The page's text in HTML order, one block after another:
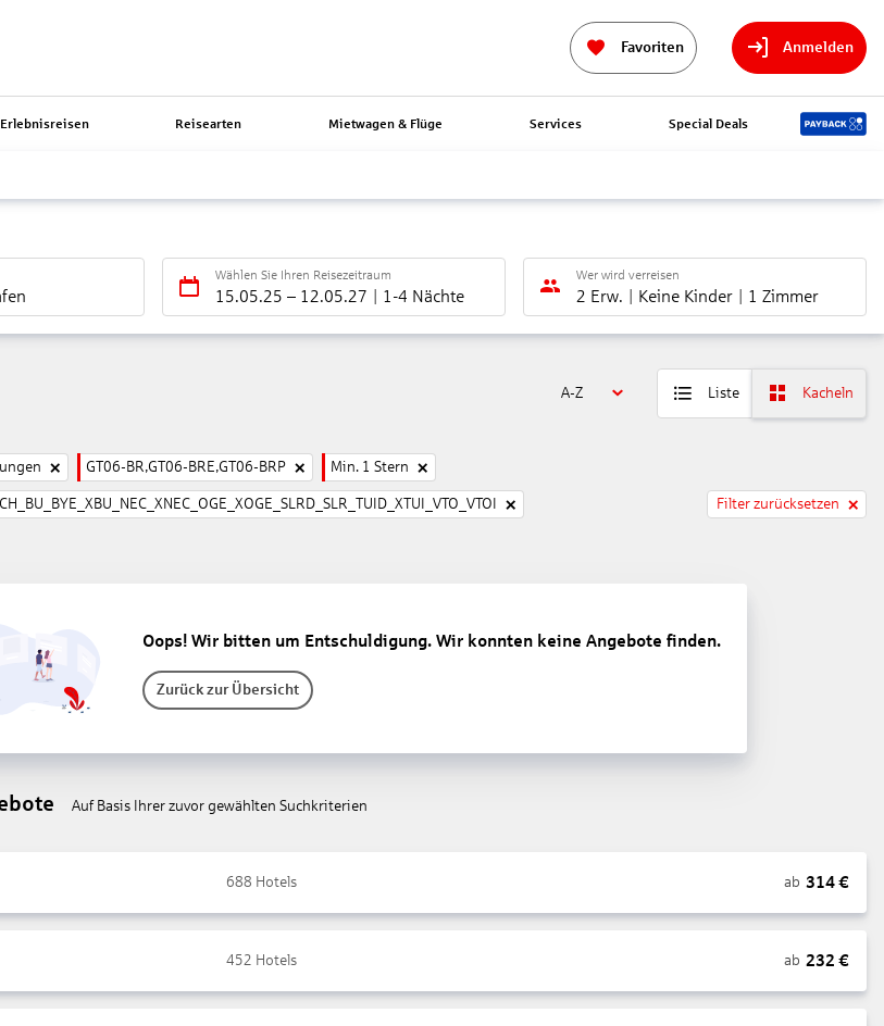
Favoriten Anmelden
Erlebnisreisen Reisearten Mietwagen & Flüge Services Special Deals
Wählen Sie Ihren Reisezeitraum
15.05.25 – 12.05.27 1-4 Nächte
Wer wird verreisen
2 Erw. Keine Kinder 1 Zimmer
A-Z Liste Kacheln
GT06-BR,GT06-BRE,GT06-BRP Min. 1 Stern
Filter zurücksetzen
Oops! Wir bitten um Entschuldigung. Wir konnten keine Angebote finden.
Zurück zur Übersicht
Auf Basis Ihrer zuvor gewählten Suchkriterien
688 Hotels ab 314€
452 Hotels ab 232 €